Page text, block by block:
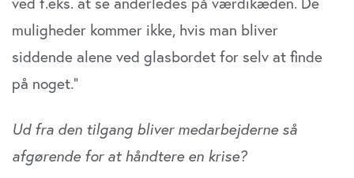
muligheder kommer ikke, hvis man bliver
siddende alene ved glasbordet for selv at finde
på noget.”
Ud fra den tilgang bliver medarbejderne så
afgørende for at håndtere en krise?